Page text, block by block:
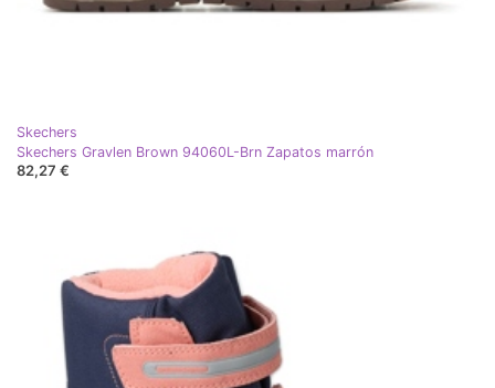
Skechers
Skechers Gravlen Brown 94060L-Brn Zapatos marrón
82,27 €